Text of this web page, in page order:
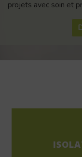
projets avec soin et